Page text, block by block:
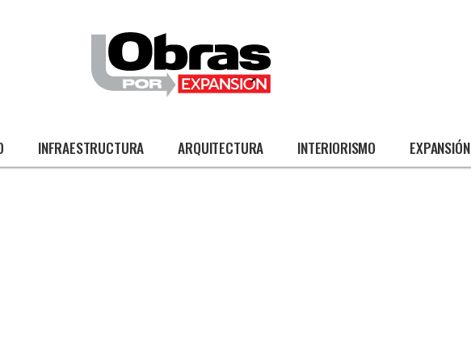
INFRAESTRUCTURA ARQUITECTURA INTERIORISMO EXPANSIÓN